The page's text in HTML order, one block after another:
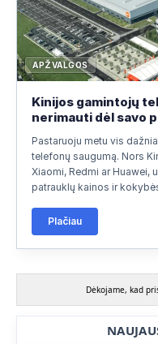
APŽVALGOS
Kinijos gamintojų
nerimauti dėl savo
Pastaruoju metu vis
telefonų saugumą. Nors
Xiaomi, Redmi ar Huawei,
patrauklų kainos ir
Plačiau
Dėkojame, kad